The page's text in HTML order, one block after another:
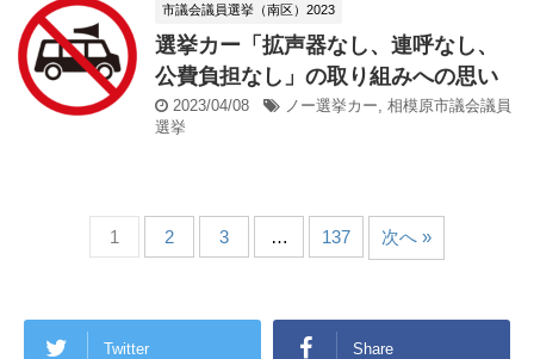
市議会議員選挙（南区）2023
選挙カー「拡声器なし、連呼なし、
公費負担なし」の取り組みへの思い
2023/04/08 ノー選挙カー, 相模原市議会議員
選挙
1 2 3 … 137 次へ »
Twitter Share